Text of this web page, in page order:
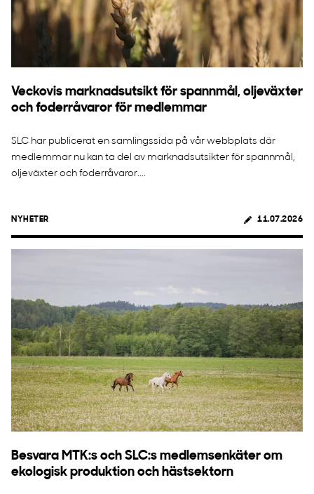
Veckovis marknadsutsikt för spannmål, oljeväxter
och foderråvaror för medlemmar
SLC har publicerat en samlingssida på vår webbplats där
medlemmar nu kan ta del av marknadsutsikter för spannmål,
oljeväxter och foderråvaror....
NYHETER 11.07.2026
Besvara MTK:s och SLC:s medlemsenkäter om
ekologisk produktion och hästsektorn